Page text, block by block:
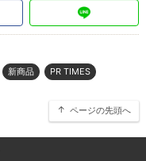
新商品 PR TIMES
ページの先頭へ